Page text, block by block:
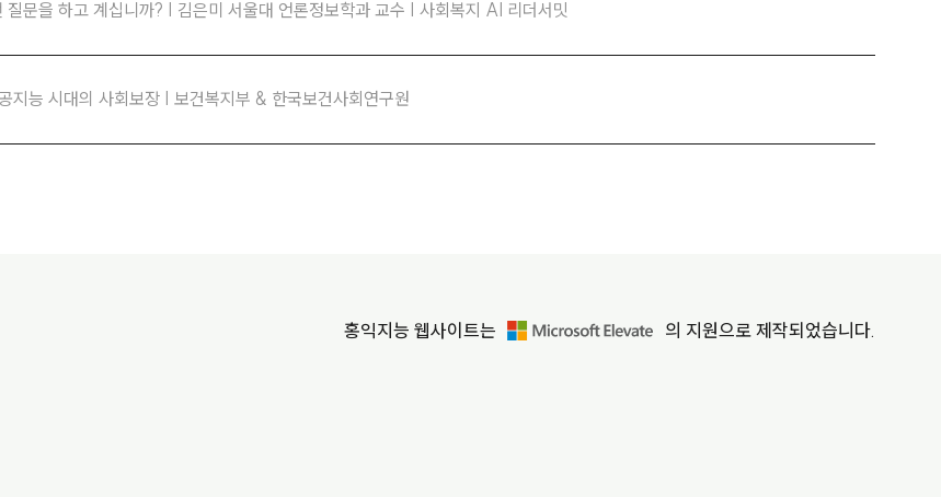
문을 하고 계십니까? | 김은미 서울대 언론정보학과 교수 | 사회복지 AI 리더서밋
지능 시대의 사회보장 | 보건복지부 & 한국보건사회연구원
홍익지능 웹사이트는 의 지원으로 제작되었습니다.